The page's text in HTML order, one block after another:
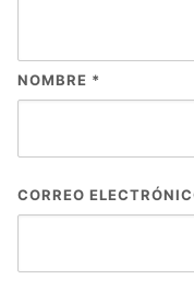
NOMBRE *
CORREO